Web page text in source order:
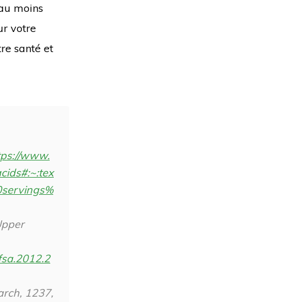
moins
votre
santé et
www.
, 1237,